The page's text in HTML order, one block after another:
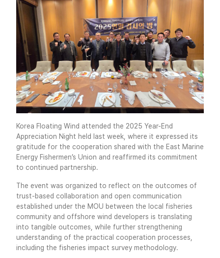
Korea Floating Wind attended the 2025 Year-End
Appreciation Night held last week, where it expressed its
gratitude for the cooperation shared with the East Marine
Energy Fishermen’s Union and reaffirmed its commitment
to continued partnership.
The event was organized to reflect on the outcomes of
trust-based collaboration and open communication
established under the MOU between the local fisheries
community and offshore wind developers is translating
into tangible outcomes, while further strengthening
understanding of the practical cooperation processes,
including the fisheries impact survey methodology.